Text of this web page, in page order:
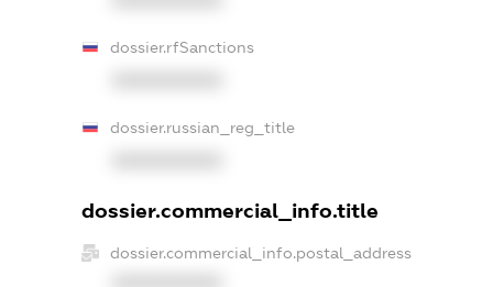
dossier.rfSanctions
dossier.russian_reg_title
dossier.commercial_info.title
dossier.commercial_info.postal_address